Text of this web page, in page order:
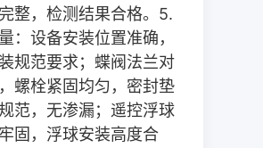
整，检测结果合格。 5.
：设备安装位置准确，
规范要求；蝶阀法兰对
螺栓紧固均匀，密封垫
范，无渗漏；遥控浮球
固，浮球安装高度合